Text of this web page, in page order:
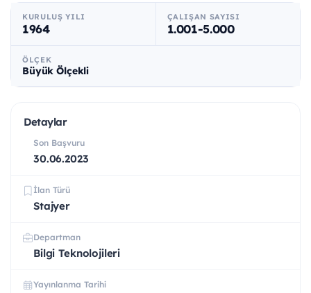
KURULUŞ YILI
1964
ÇALIŞAN SAYISI
1.001-5.000
ÖLÇEK
Büyük Ölçekli
Detaylar
Son Başvuru
30.06.2023
İlan Türü
Stajyer
Departman
Bilgi Teknolojileri
Yayınlanma Tarihi